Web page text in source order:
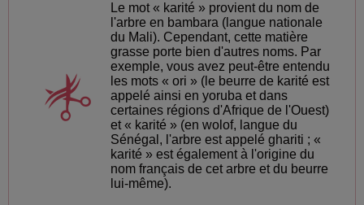
Le mot « karité » provient du nom de
l'arbre en bambara (langue nationale
du Mali). Cependant, cette matière
grasse porte bien d'autres noms. Par
exemple, vous avez peut-être entendu
les mots « ori » (le beurre de karité est
appelé ainsi en yoruba et dans
certaines régions d'Afrique de l'Ouest)
et « karité » (en wolof, langue du
Sénégal, l'arbre est appelé ghariti ; «
karité » est également à l'origine du
nom français de cet arbre et du beurre
lui-même).